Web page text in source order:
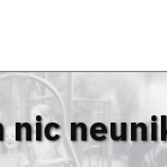
nic